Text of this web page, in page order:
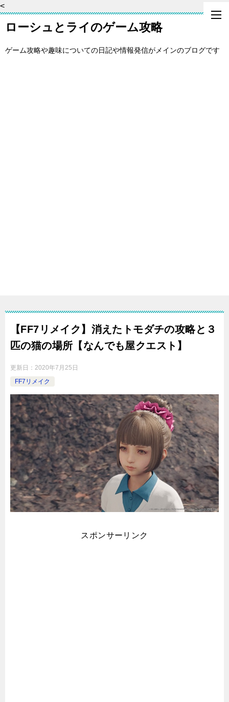
<
ローシュとライのゲーム攻略
ゲーム攻略や趣味についての日記や情報発信がメインのブログです
【FF7リメイク】消えたトモダチの攻略と３
匹の猫の場所【なんでも屋クエスト】
更新日： 2020年7月25日
FF7リメイク
スポンサーリンク